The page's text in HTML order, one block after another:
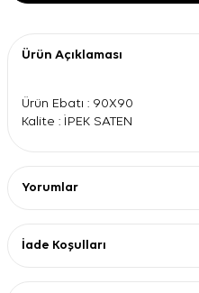
Ürün Açıklaması
Ürün Ebatı : 90X90
Kalite : İPEK SATEN
Yorumlar
İade Koşulları